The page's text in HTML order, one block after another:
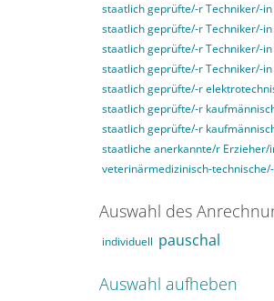
staatlich geprüfte/-r Techniker/-
staatlich geprüfte/-r Techniker/-
staatlich geprüfte/-r Techniker/-
staatlich geprüfte/-r Techniker/-
staatlich geprüfte/-r
staatlich geprüfte/-r
staatlich geprüfte/-r
staatliche anerkannte/r
veterinärmedizinisch-
Auswahl des
individuell pauschal
Auswahl aufheben